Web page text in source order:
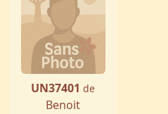
UN37401 de
Benoit